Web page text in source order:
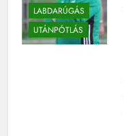
LABDARÚGÁS
UTÁNPÓTLÁS